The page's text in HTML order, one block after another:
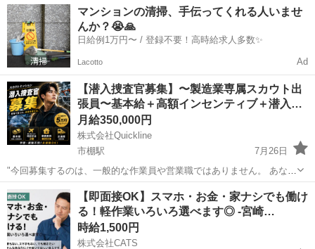
業務をお任せします。 安全教育もばっちり！フォロー体制が整った環
境なので、...
宮崎 宮崎市
マンションの清掃、手伝ってくれる人いませ
んか？😭🙏
日給例1万円〜 / 登録不要！高時給求人多数✨
Lacotto Ad
【潜入捜査官募集】〜製造業専属スカウト出
張員〜基本給＋高額インセンティブ＋潜入…
月給350,000円
株式会社Quickline
市棚駅
7月26日
"今回募集するのは、一般的な作業員や営業職ではありません。 あなた
のミッションは、全国の「自動車メーカー」や「半導体メーカー」の
製造現場に潜入就業し、当社に必要な人材を見つけ出してスカウトす
ることです！ 人材紹介のノウハ...
宮崎 宮崎市 市棚駅 工場 スタッフ
【即面接OK】スマホ・お金・家ナシでも働け
る！軽作業いろいろ選べます◎ -宮崎…
時給1,500円
株式会社CATS